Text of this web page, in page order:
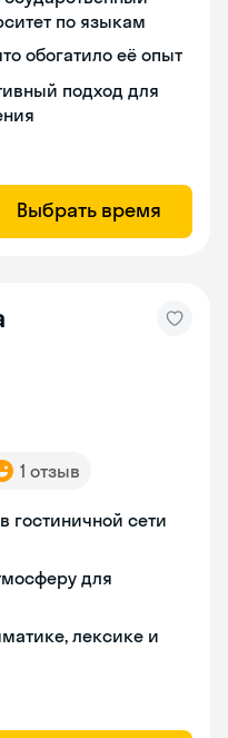
по языкам
обогатило её опыт
подход для
Выбрать время
1 отзыв
гостиничной сети
для
лексике и